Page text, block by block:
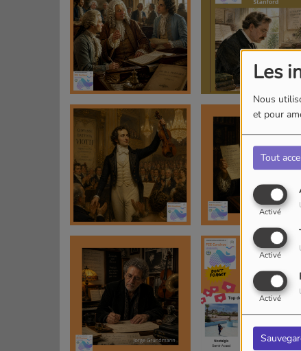
Les
Nous
et pour
Tout
Activé
Activé
Activé